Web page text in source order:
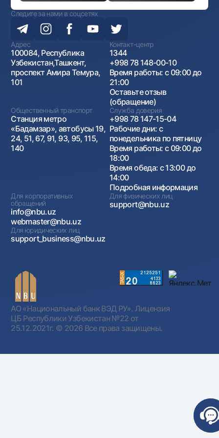
Следите за нами в соцсетях
Адрес
100084, Республика
Узбекистан,Ташкент,
проспект Амира Темура,
101
Контакт-центр
1344
+998 78 148-00-10
Время работы: с 09:00 до
21:00
Оставьте отзыв
(обращение)
Общественный транспорт
Станция метро
«Бадамзар», автобусы 19,
24, 51, 67, 91, 93, 95, 115,
140
Служба доверия
+998 78 147-15-04
Рабочие дни: с
понедельника по пятницу
Время работы: с 09:00 до
18:00
Время обеда: с 13:00 до
14:00
Подробная информация
Для корпоративных
обращений
info@nbu.uz
webmaster@nbu.uz
Для физических лиц
support@nbu.uz
Для юридических лиц
support_business@nbu.uz
АО «Национальный банк ВЭД РУ». Лицензия
ЦБ Республики Узбекистан №22 от
25.12.2021г. © 2026 Все права защищены.